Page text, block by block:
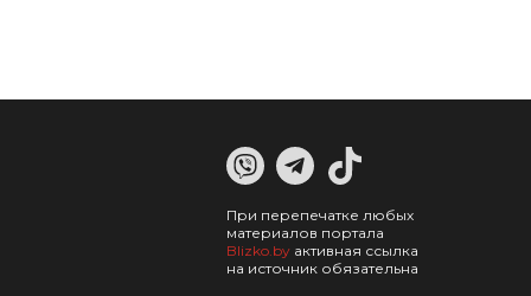
При перепечатке любых
материалов портала
Blizko.by активная ссылка
на источник обязательна